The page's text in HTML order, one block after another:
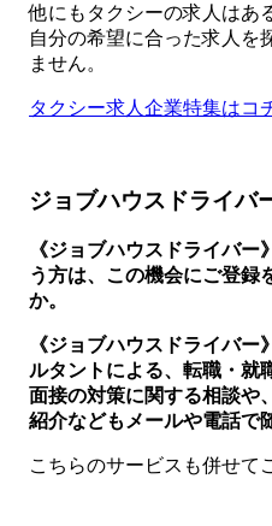
他にもタクシーの求人はあ
自分の希望に合った求人を
ません。
タクシー求人企業特集はコ
ジョブハウスドライバ
《ジョブハウスドライバ
う方は、この機会にご登録
か。
《ジョブハウスドライバ
ルタントによる、転職・就
面接の対策に関する相談や
紹介などもメールや電話で
こちらのサービスも併せて